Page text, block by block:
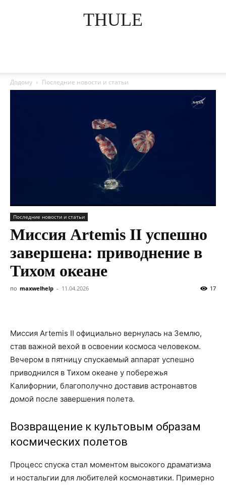
THULE
Додому Последние новости и статьи
Последние новости и статьи
Миссия Artemis II успешно
завершена: приводнение в
Тихом океане
по maxwelhelp - 11.04.2026 17
Миссия Artemis II официально вернулась на Землю,
став важной вехой в освоении космоса человеком.
Вечером в пятницу спускаемый аппарат успешно
приводнился в Тихом океане у побережья
Калифорнии, благополучно доставив астронавтов
домой после завершения полета.
Возвращение к культовым образам
космических полетов
Процесс спуска стал моментом высокого драматизма
и ностальгии для любителей космонавтики. Примерно